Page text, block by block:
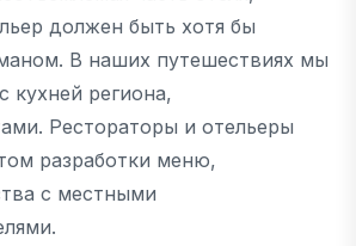
должен быть хотя бы
В наших путешествиях мы
кухней региона,
Рестораторы и отельеры
разработки меню,
с местными